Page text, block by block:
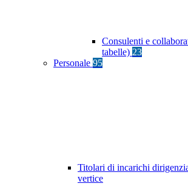
Consulenti e
tabelle) 23
Personale 95
Titolari di incarichi
vertice